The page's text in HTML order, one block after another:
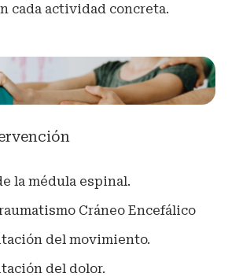
cada actividad concreta.
la médula espinal.
Cráneo Encefálico
del movimiento.
del dolor.